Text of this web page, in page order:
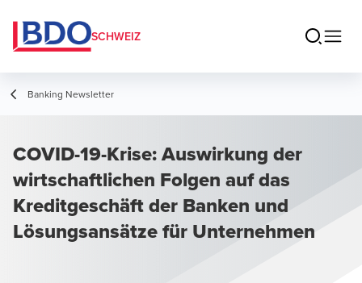
SCHWEIZ
Banking Newsletter
COVID-19-Krise: Auswirkung der
wirtschaftlichen Folgen auf das
Kreditgeschäft der Banken und
Lösungsansätze für Unternehmen